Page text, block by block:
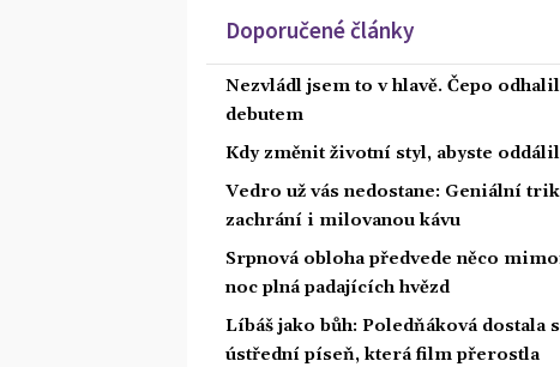
Doporučené články
Nezvládl jsem to v hlavě. Čepo
debutem
Kdy změnit životní styl, abyste
Vedro už vás nedostane: Geniální
zachrání i milovanou kávu
Srpnová obloha předvede něco
noc plná padajících hvězd
Líbáš jako bůh: Poledňáková
ústřední píseň, která film přerostla